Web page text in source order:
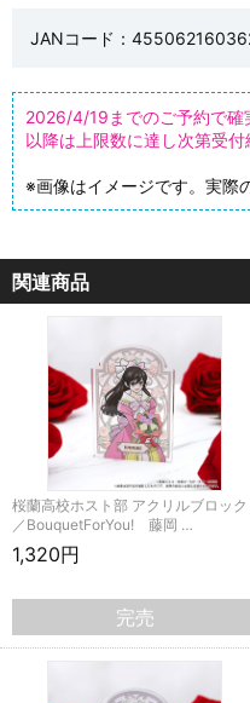
JANコード：
2026/4/19までのご予約で確
以降は上限数に達し次第受付
※画像はイメージです。実際
関連商品
桜蘭高校ホスト部 アクリルブロック
／BouquetForYou! 藤岡 …
1,320円
完売